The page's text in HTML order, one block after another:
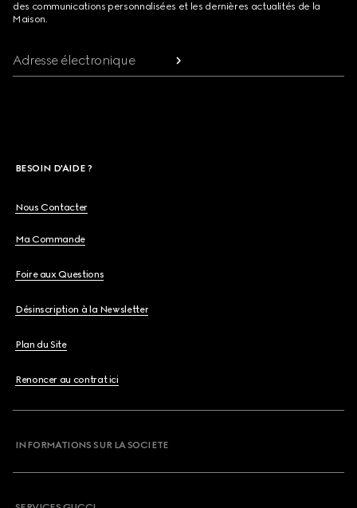
des communications personnalisées et les dernières actualités de la
Maison.
Adresse électronique
BESOIN D'AIDE ?
Nous Contacter
Ma Commande
Foire aux Questions
Désinscription à la Newsletter
Plan du Site
Renoncer au contrat ici
INFORMATIONS SUR LA SOCIETE